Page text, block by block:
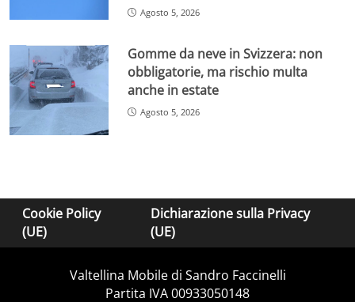
Agosto 5, 2026
Gomme da neve in Svizzera: non
obbligatorie, ma rischio multa
anche in estate
Agosto 5, 2026
Cookie Policy
(UE)
Dichiarazione sulla Privacy
(UE)
Valtellina Mobile di Sandro Faccinelli
Partita IVA 00933050148